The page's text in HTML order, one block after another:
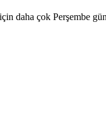
daha çok Perşembe